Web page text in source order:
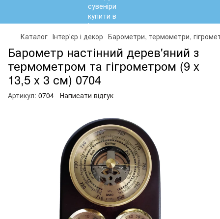
Каталог Інтер'єр і декор Барометри, термометри,
Барометр настінний дерев'яний з
термометром та гігрометром (9 x
13,5 x 3 см) 0704
Артикул: 0704 Написати відгук